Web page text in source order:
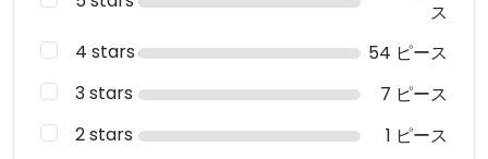
ス
4 stars
54 ピース
3 stars
7 ピース
2 stars
1 ピース